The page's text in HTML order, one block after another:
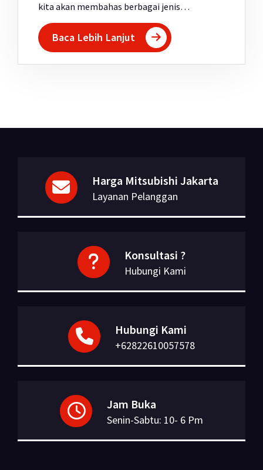
kita akan membahas berbagai jenis…
Baca Lebih Lanjut
Harga Mitsubishi Jakarta
Layanan Pelanggan
Konsultasi ?
Hubungi Kami
Hubungi Kami
+62822610057578
Jam Buka
Senin-Sabtu: 10- 6 Pm